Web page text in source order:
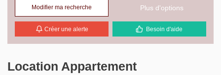
Louer
Faire gérer
Estimer
Modifier ma recherche Plus d'options
Créer une alerte Besoin d'aide
Location Appartement